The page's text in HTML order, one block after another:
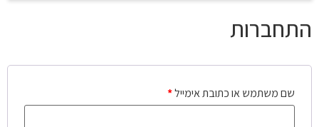
התחברות
שם משתמש או כתובת אימייל*